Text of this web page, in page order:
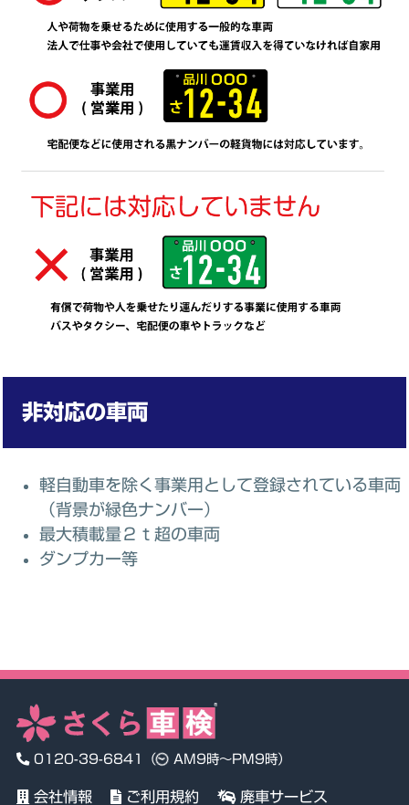
非対応の車両
軽自動車を除く事業用として登録されている車両
（背景が緑色ナンバー）
最大積載量２ｔ超の車両
ダンプカー等
0120-39-6841 （ AM9時～PM9時）
会社情報 ご利用規約
廃車サービス